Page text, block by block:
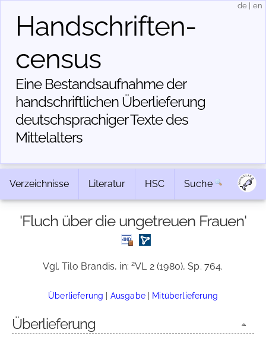
Handschriften­
census
Eine Bestandsaufnahme der
handschriftlichen Über­lieferung
deutschsprachiger Texte des
Mittelalters
de en
Verzeichnisse Literatur HSC Suche
'Fluch über die ungetreuen Frauen'
Vgl. Tilo Brandis, in:2VL 2 (1980), Sp. 764.
Überlieferung | Ausgabe| Mitüberlieferung
Überlieferung